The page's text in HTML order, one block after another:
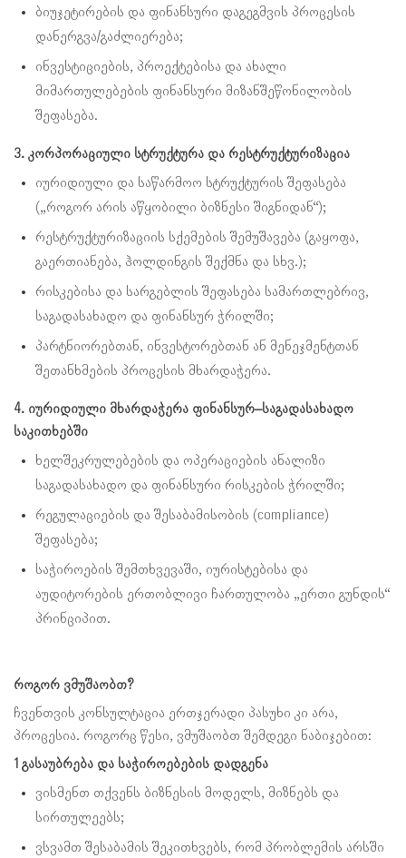
ბიუჯეტირების და ფინანსური დაგეგმვის პროცესის
დანერგვა/გაძლიერება;
ინვესტიციების, პროექტებისა და ახალი
მიმართულებების ფინანსური მიზანშეწონილობის
შეფასება.
3. კორპორაციული სტრუქტურა და რესტრუქტურიზაცია
იურიდიული და საწარმოო სტრუქტურის შეფასება
(„როგორ არის აწყობილი ბიზნესი შიგნიდან“);
რესტრუქტურიზაციის სქემების შემუშავება (გაყოფა,
გაერთიანება, ჰოლდინგის შექმნა და სხვ.);
რისკებისა და სარგებლის შეფასება სამართლებრივ,
საგადასახადო და ფინანსურ ჭრილში;
პარტნიორებთან, ინვესტორებთან ან მენეჯმენტთან
შეთანხმების პროცესის მხარდაჭერა.
4. იურიდიული მხარდაჭერა ფინანსურ–საგადასახადო
საკითხებში
ხელშეკრულებების და ოპერაციების ანალიზი
საგადასახადო და ფინანსური რისკების ჭრილში;
რეგულაციების და შესაბამისობის (compliance)
შეფასება;
საჭიროების შემთხვევაში, იურისტებისა და
აუდიტორების ერთობლივი ჩართულობა „ერთი გუნდის“
პრინციპით.
როგორ ვმუშაობთ?
ჩვენთვის კონსულტაცია ერთჯერადი პასუხი კი არა,
პროცესია. როგორც წესი, ვმუშაობთ შემდეგი ნაბიჯებით:
1 გასაუბრება და საჭიროებების დადგენა
ვისმენთ თქვენს ბიზნესის მოდელს, მიზნებს და
სირთულეებს;
ვსვამთ შესაბამის შეკითხვებს, რომ პრობლემის არსში